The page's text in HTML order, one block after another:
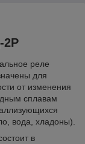
2Р
реле
для
от изменения
сплавам
вода, хладоны).
в